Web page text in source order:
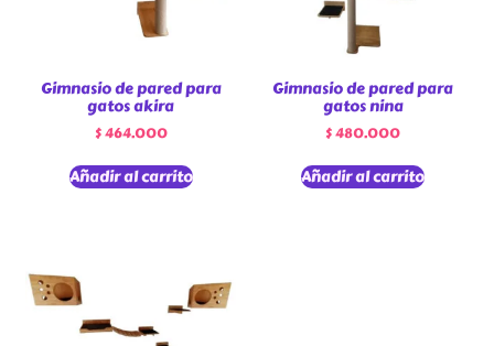
Gimnasio de pared para
gatos akira
$464.000
Añadir al carrito
Gimnasio de pared para
gatos nina
$480.000
Añadir al carrito